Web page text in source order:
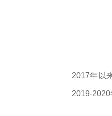
2017年以
2019-2020